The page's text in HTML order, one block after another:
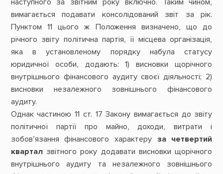
вимагається подавати консолідований звіт за рік.
Пунктом 11 цього ж Положення визначено, що до
річного звіту політична партія, її місцева організація,
яка в установленому порядку набула статусу
юридичної особи, додають: 1) висновки щорічного
внутрішнього фінансового аудиту своєї діяльності; 2)
висновки незалежного зовнішнього фінансового
аудиту.
Однак частиною 11 ст. 17 Закону вимагається до звіту
політичної партії про майно, доходи, витрати і
зобов’язання фінансового характеру за четвертий
квартал звітного року додавати висновки щорічного
внутрішнього аудиту та незалежного зовнішнього